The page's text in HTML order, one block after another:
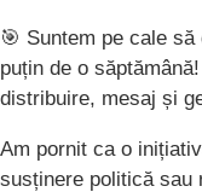
🎯 Suntem pe cale
puțin de o
distribuire, mesaj și
Am pornit ca o
susținere politică sau